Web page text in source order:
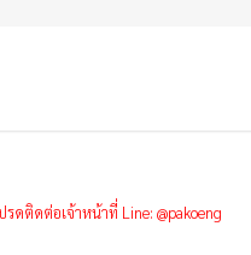
ดติดต่อเจ้าหน้าที่ Line: @pakoeng